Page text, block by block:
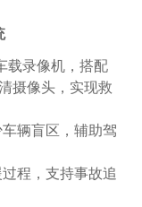
载录像机，搭配
摄像头，实现救
辆盲区，辅助驾
程，支持事故追